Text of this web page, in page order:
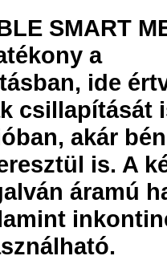
SMART
a
ide
csillapítását
akár
is. A
áramú